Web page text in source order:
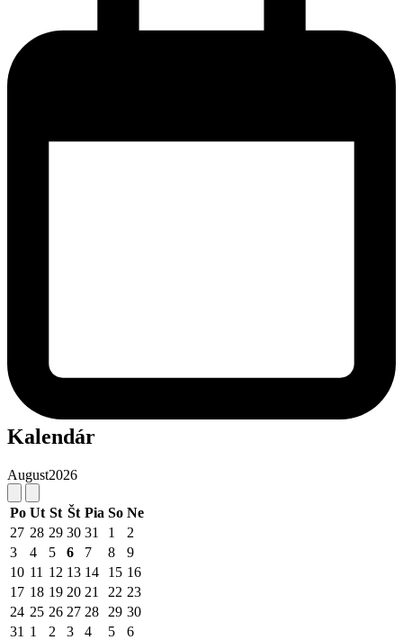
Kalendár
August2026
Po Ut St Št Pia So Ne
27 28 29 30 31 1
2
3
4 5 6 7 8
9
10 11 12 13 14 15 16
17 18 19 20 21 22 23
24 25 26 27 28 29 30
31 1 2 3 4 5 6